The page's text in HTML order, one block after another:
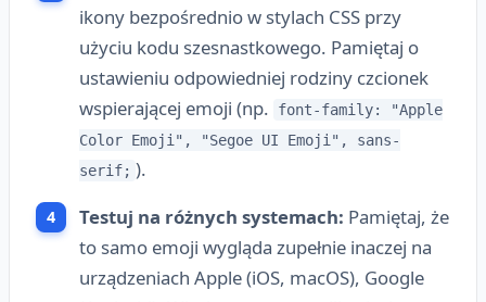
ikony bezpośrednio w stylach CSS przy
użyciu kodu szesnastkowego. Pamiętaj o
ustawieniu odpowiedniej rodziny czcionek
wspierającej emoji (np.
font-family: "Apple
Color Emoji", "Segoe UI Emoji", sans-
serif; ).
Testuj na różnych systemach: Pamiętaj, że
to samo emoji wygląda zupełnie inaczej na
urządzeniach Apple (iOS, macOS), Google